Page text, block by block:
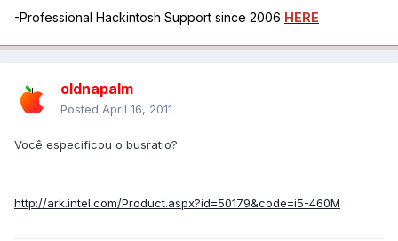
-Professional Hackintosh Support since 2006 HERE
oldnapalm
Posted April 16, 2011
Você especificou o busratio?
http://ark.intel.com/Product.aspx?id=50179&code=i5-460M